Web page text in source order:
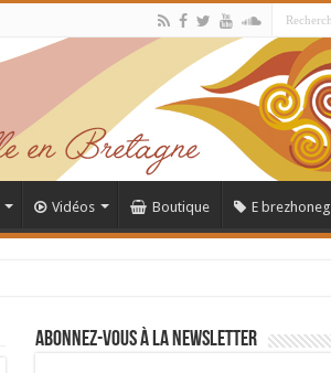
Vidéos Boutique E brezhoneg
Abonnez-vous à la newsletter